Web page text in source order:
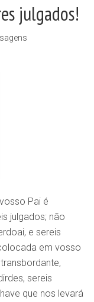
julgados!
Pai é
julgados; não
e sereis
em vosso
sereis
que nos levará